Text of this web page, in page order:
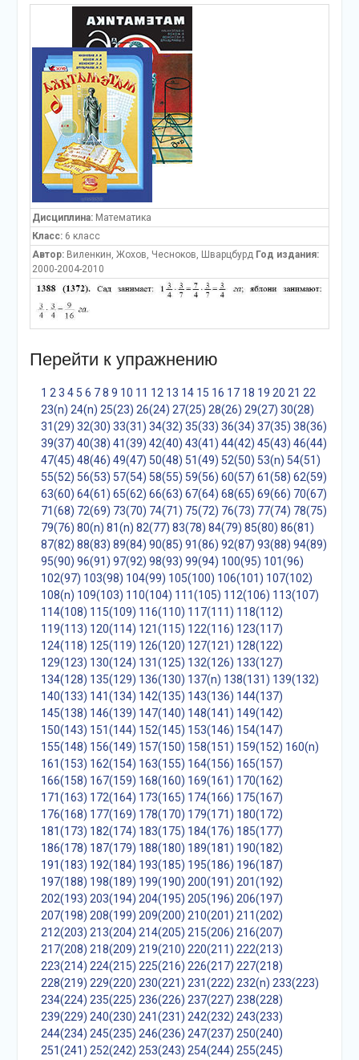
Дисциплина:Математика
Класс:6 класс
Автор:Виленкин, Жохов, Чесноков, Шварцбурд Год издания:
2000-2004-2010
Перейти к упражнению
1 2 3 4 5 6 7 8 9 10 11 12 13 14 15 16 17 18 19 20 21 22
23(n) 24(n) 25(23) 26(24) 27(25) 28(26) 29(27) 30(28)
31(29) 32(30) 33(31) 34(32) 35(33) 36(34) 37(35) 38(36)
39(37) 40(38) 41(39) 42(40) 43(41) 44(42) 45(43) 46(44)
47(45) 48(46) 49(47) 50(48) 51(49) 52(50) 53(n) 54(51)
55(52) 56(53) 57(54) 58(55) 59(56) 60(57) 61(58) 62(59)
63(60) 64(61) 65(62) 66(63) 67(64) 68(65) 69(66) 70(67)
71(68) 72(69) 73(70) 74(71) 75(72) 76(73) 77(74) 78(75)
79(76) 80(n) 81(n) 82(77) 83(78) 84(79) 85(80) 86(81)
87(82) 88(83) 89(84) 90(85) 91(86) 92(87) 93(88) 94(89)
95(90) 96(91) 97(92) 98(93) 99(94) 100(95) 101(96)
102(97) 103(98) 104(99) 105(100) 106(101) 107(102)
108(n) 109(103) 110(104) 111(105) 112(106) 113(107)
114(108) 115(109) 116(110) 117(111) 118(112)
119(113) 120(114) 121(115) 122(116) 123(117)
124(118) 125(119) 126(120) 127(121) 128(122)
129(123) 130(124) 131(125) 132(126) 133(127)
134(128) 135(129) 136(130) 137(n) 138(131) 139(132)
140(133) 141(134) 142(135) 143(136) 144(137)
145(138) 146(139) 147(140) 148(141) 149(142)
150(143) 151(144) 152(145) 153(146) 154(147)
155(148) 156(149) 157(150) 158(151) 159(152) 160(n)
161(153) 162(154) 163(155) 164(156) 165(157)
166(158) 167(159) 168(160) 169(161) 170(162)
171(163) 172(164) 173(165) 174(166) 175(167)
176(168) 177(169) 178(170) 179(171) 180(172)
181(173) 182(174) 183(175) 184(176) 185(177)
186(178) 187(179) 188(180) 189(181) 190(182)
191(183) 192(184) 193(185) 195(186) 196(187)
197(188) 198(189) 199(190) 200(191) 201(192)
202(193) 203(194) 204(195) 205(196) 206(197)
207(198) 208(199) 209(200) 210(201) 211(202)
212(203) 213(204) 214(205) 215(206) 216(207)
217(208) 218(209) 219(210) 220(211) 222(213)
223(214) 224(215) 225(216) 226(217) 227(218)
228(219) 229(220) 230(221) 231(222) 232(n) 233(223)
234(224) 235(225) 236(226) 237(227) 238(228)
239(229) 240(230) 241(231) 242(232) 243(233)
244(234) 245(235) 246(236) 247(237) 250(240)
251(241) 252(242) 253(243) 254(244) 255(245)